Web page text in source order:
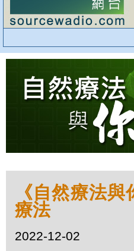
《自然療法
療法
2022-12-02